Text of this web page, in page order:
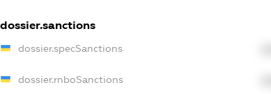
dossier.sanctions
dossier.specSanctions
dossier.rnboSanctions